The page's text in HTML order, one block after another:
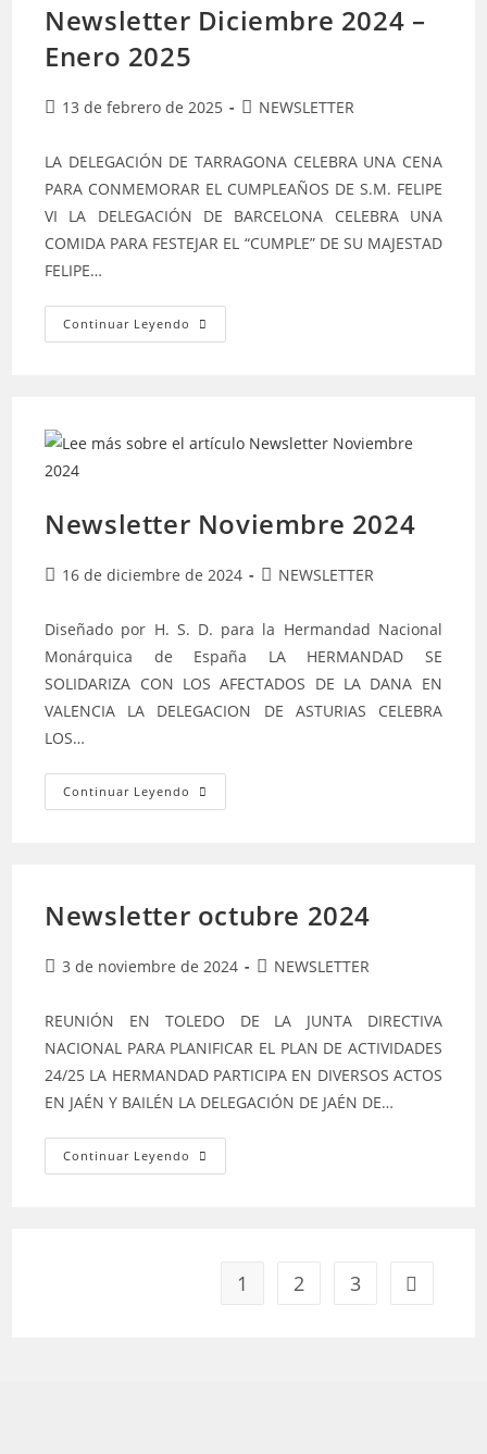
Newsletter Diciembre 2024 –
Enero 2025
Publicación
entrada:
13 de febrero de 2025
Categoría
entrada:
NEWSLETTER
LA DELEGACIÓN DE TARRAGONA CELEBRA UNA CENA
PARA CONMEMORAR EL CUMPLEAÑOS DE S.M. FELIPE
VI LA DELEGACIÓN DE BARCELONA CELEBRA UNA
COMIDA PARA FESTEJAR EL “CUMPLE” DE SU MAJESTAD
FELIPE…
Continuar Leyendo Newsletter
Diciembre
Newsletter Noviembre 2024
Publicación
la
entrada:
16 de diciembre de 2024
Categoría
la
entrada:
NEWSLETTER
Diseñado por H. S. D. para la Hermandad Nacional
Monárquica de España LA HERMANDAD SE
SOLIDARIZA CON LOS AFECTADOS DE LA DANA EN
VALENCIA LA DELEGACION DE ASTURIAS CELEBRA
LOS…
Continuar Leyendo Newsletter
Noviembre
Newsletter octubre 2024
Publicación
entrada:
3 de noviembre de 2024
Categoría
entrada:
NEWSLETTER
REUNIÓN EN TOLEDO DE LA JUNTA DIRECTIVA
NACIONAL PARA PLANIFICAR EL PLAN DE ACTIVIDADES
24/25 LA HERMANDAD PARTICIPA EN DIVERSOS ACTOS
EN JAÉN Y BAILÉN LA DELEGACIÓN DE JAÉN DE…
Continuar Leyendo Newsletter
Octubre
1 2 3 Ir a la